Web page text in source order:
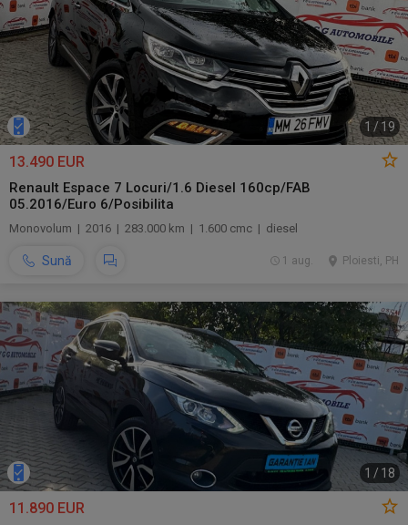
1 /19
13.490 EUR
Renault Espace 7 Locuri/1.6 Diesel 160cp/FAB
05.2016/Euro 6/Posibilita
Monovolum | 2016 | 283.000 km | 1.600 cmc | diesel
Sună Ploiesti, PH
1 aug.
1 / 18
11.890 EUR